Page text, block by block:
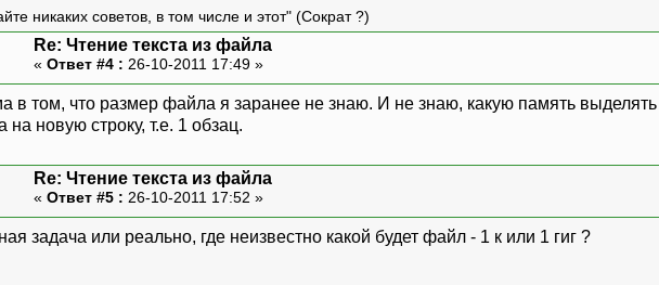
никаких советов, в том числе и этот" (Сократ ?)
Re: Чтение текста из файла
« Ответ #4 : 26-10-2011 17:49 »
в том, что размер файла я заранее не знаю. И не знаю, какую память
на новую строку, т.е. 1 обзац.
Re: Чтение текста из файла
« Ответ #5 : 26-10-2011 17:52 »
задача или реально, где неизвестно какой будет файл - 1 к или 1 гиг ?